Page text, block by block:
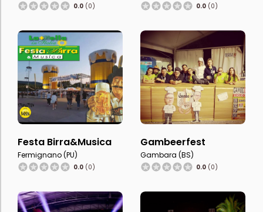
0.0 (0) 0.0 (0)
Festa Birra&Musica
Fermignano (PU)
0.0 (0)
Gambeerfest
Gambara (BS)
0.0 (0)